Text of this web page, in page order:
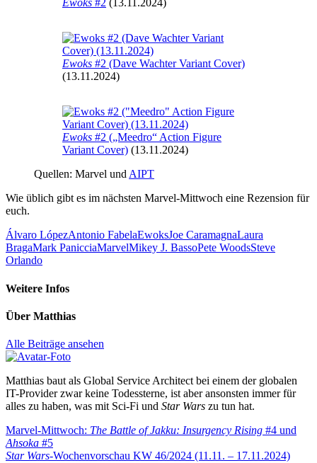
Ewoks #2 (13.11.2024)
Ewoks #2 (Dave Wachter Variant Cover)
(13.11.2024)
Ewoks #2 („Meedro“ Action Figure
Variant Cover) (13.11.2024)
Quellen: Marvel undAIPT
Wie üblich gibt es im nächsten Marvel-Mittwoch eine Rezension für
euch.
Álvaro LópezAntonio FabelaEwoksJoe CaramagnaLaura
BragaMark PanicciaMarvelMikey J. BassoPete WoodsSteve
Orlando
Weitere Infos
Über Matthias
Alle Beiträge ansehen
Matthias baut als Global Service Architect bei einem der globalen
IT-Provider zwar keine Todessterne, ist aber ansonsten immer für
alles zu haben, was mit Sci-Fi und Star Wars zu tun hat.
Beitragsnavigation
Vorheriger
Beitrag:
Marvel-Mittwoch: The Battle of Jakku: Insurgency Rising #4 und
Ahsoka #5
Nächster
Star Wars-Wochenvorschau KW 46/2024 (11.11. – 17.11.2024)